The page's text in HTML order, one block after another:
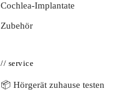
Cochlea-Implantate
Zubehör
// service
📦 Hörgerät zuhause testen